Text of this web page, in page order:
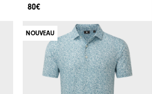
80€
NOUVEAU